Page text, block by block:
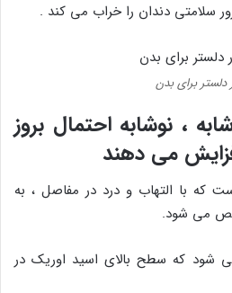
سلامتی دندان را خراب می کند .
دلستر برای بدن
، نوشابه احتمال بروز
می دهند
که با التهاب و درد در مفاصل ، به
می شود.
شود که سطح بالای اسید اوریک در